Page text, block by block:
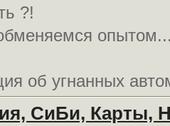
?!
об угнанных
СиБи, Карты,